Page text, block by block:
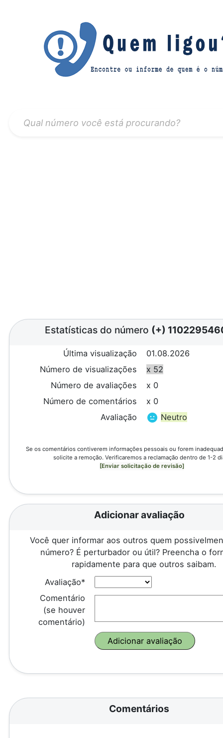
Estatísticas do número (+)
Última visualização
01.08.2026
Número de visualizações
x 52
Número de avaliações
x 0
Número de comentários
x 0
Avaliação
Neutro
Se os comentários contiverem informações pessoais ou forem
solicite a remoção. Verificaremos a reclamação dentro de 1-2
[Enviar solicitação de revisão]
Adicionar avaliação
Você quer informar aos outros quem
número? É perturbador ou útil? Preencha o
rapidamente para que outros saibam.
Avaliação*
Comentário
(se houver
comentário)
Comentários